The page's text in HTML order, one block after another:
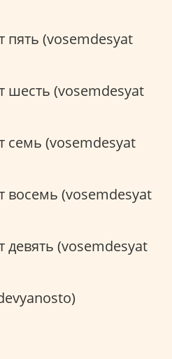
пять (vosemdesyat
шесть (vosemdesyat
семь (vosemdesyat
восемь (vosemdesyat
девять (vosemdesyat